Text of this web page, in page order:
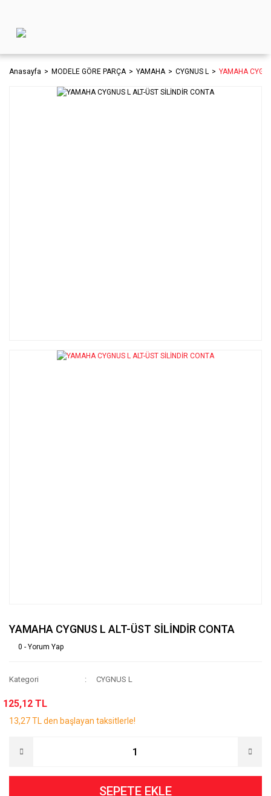
Anasayfa MODELE GÖRE PARÇA YAMAHA CYGNUS L YAMAHA
YAMAHA CYGNUS L ALT-ÜST SİLİNDİR CONTA
0 - Yorum Yap
Kategori CYGNUS L
125,12 TL
13,27 TL den başlayan taksitlerle!
SEPETE EKLE